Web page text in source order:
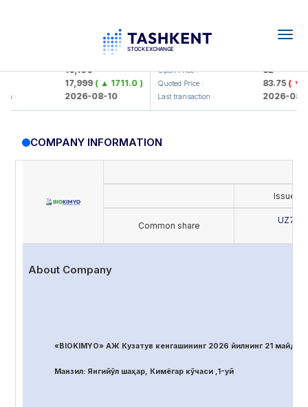
16,100
17,999( ▲ 1711.0 )
2026-08-10
KFSK (<Kafolat sug'urta
Open Price : 82
Quoted Price : 83.75( ▼
Last transaction : 2026-08-10
COMPANY INFORMATION
Issue's
Common share
About Company
«BIOKIMYO» АЖ Кузатув кенгашининг 2026 йилнинг 21
Манзил: Янгийўл шаҳар, Кимёгар кўчаси ,1-уй